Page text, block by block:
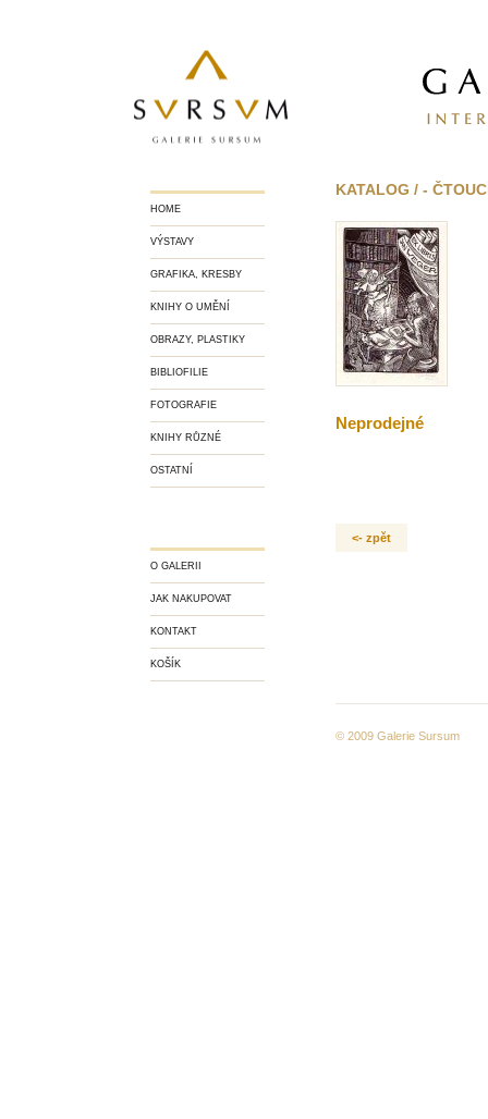
KATALOG / -
Neprodejné
<- zpět
HOME
VÝSTAVY
GRAFIKA, KRESBY
KNIHY O UMĚNÍ
OBRAZY, PLASTIKY
BIBLIOFILIE
FOTOGRAFIE
KNIHY RŮZNÉ
OSTATNÍ
O GALERII
JAK NAKUPOVAT
KONTAKT
KOŠÍK
© 2009 Galerie Sursum